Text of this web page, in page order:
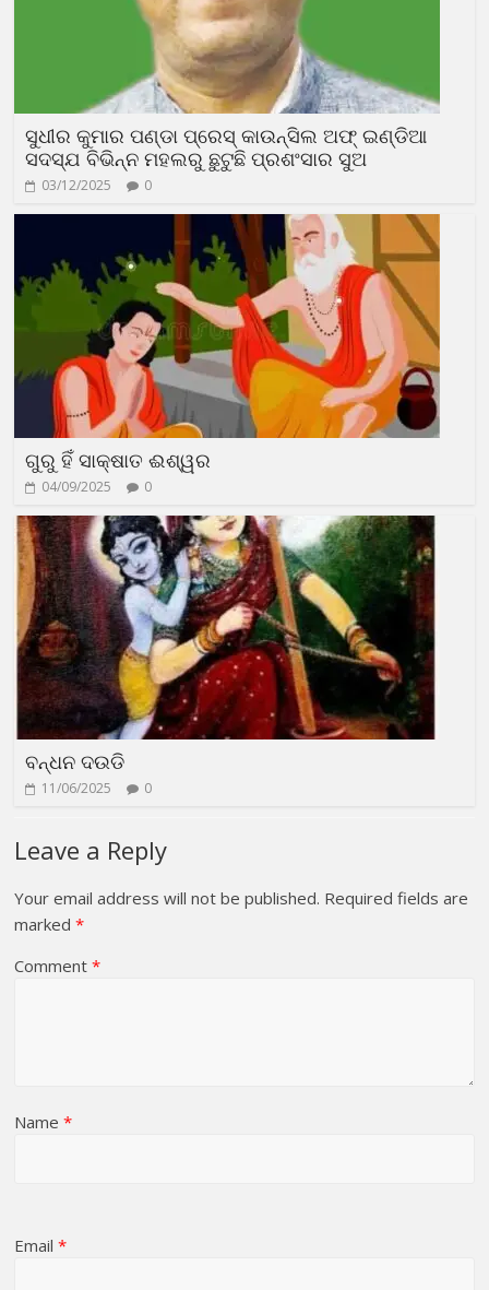
ସୁଧୀର କୁମାର ପଣ୍ଡା ପ୍ରେସ୍ କାଉନ୍ସିଲ ଅଫ୍ ଇଣ୍ଡିଆ
ସଦସ୍ଯ ବିଭିନ୍ନ ମହଲରୁ ଛୁଟୁଛି ପ୍ରଶଂସାର ସୁଅ
03/12/2025 0
ଗୁରୁ ହିଁ ସାକ୍ଷାତ ଈଶ୍ୱର
04/09/2025 0
ବନ୍ଧନ ଦଉଡି
11/06/2025 0
Leave a Reply
Your email address will not be published. Required fields are
marked*
Comment*
Name*
Email*